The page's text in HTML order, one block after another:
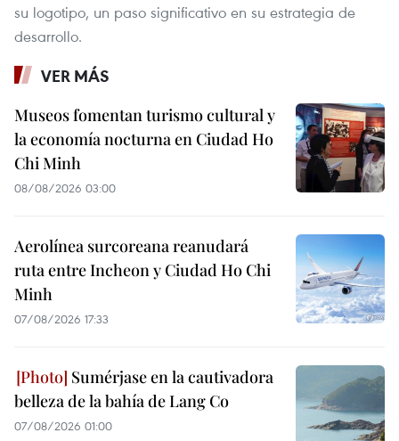
su logotipo, un paso significativo en su estrategia de
desarrollo.
VER MÁS
Museos fomentan turismo cultural y
la economía nocturna en Ciudad Ho
Chi Minh
08/08/2026 03:00
Aerolínea surcoreana reanudará
ruta entre Incheon y Ciudad Ho Chi
Minh
07/08/2026 17:33
Sumérjase en la cautivadora
belleza de la bahía de Lang Co
07/08/2026 01:00